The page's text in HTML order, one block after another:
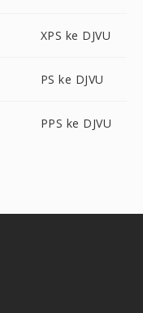
XPS ke DJVU
PS ke DJVU
PPS ke DJVU